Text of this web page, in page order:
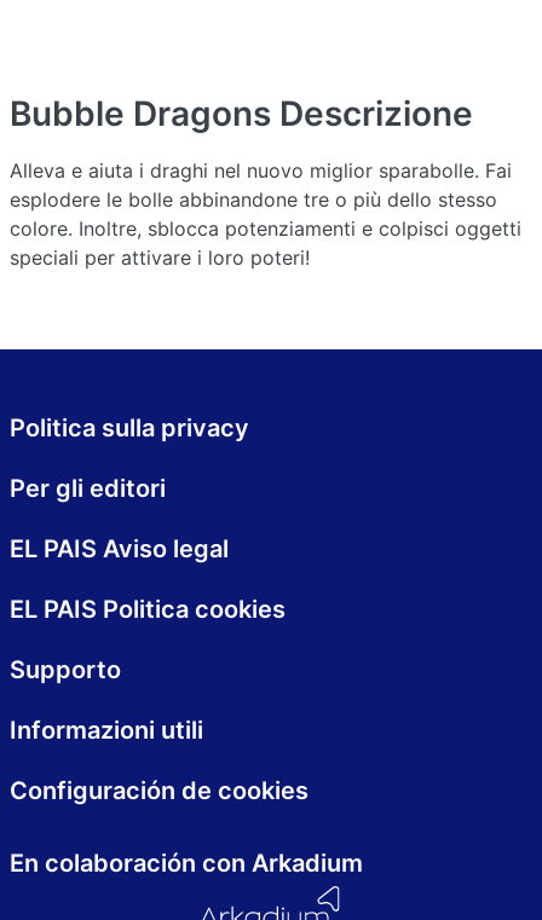
Bubble Dragons Descrizione
Alleva e aiuta i draghi nel nuovo miglior sparabolle. Fai
esplodere le bolle abbinandone tre o più dello stesso
colore. Inoltre, sblocca potenziamenti e colpisci oggetti
speciali per attivare i loro poteri!
En colaboración con Arkadium
Politica sulla privacy
EL PAIS Aviso legal
Supporto
Per gli editori
EL PAIS Politica cookies
Informazioni utili
Configuración de cookies